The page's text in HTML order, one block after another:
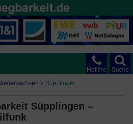
Suche
Hotline
» Süpplingen
Süpplingen –